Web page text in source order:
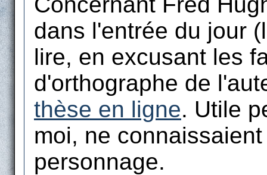
dans l'entrée du jour
lire, en excusant les
d'orthographe de
thèse en ligne. Utile
moi, ne
personnage.